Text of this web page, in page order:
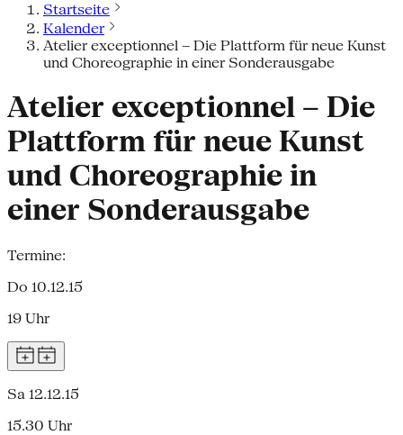
Startseite
Kalender
Atelier exceptionnel – Die Plattform für neue Kunst
und Choreographie in einer Sonderausgabe
Atelier exceptionnel – Die
Plattform für neue Kunst
und Choreographie in
einer Sonderausgabe
Termine:
Do 10.12.15
19 Uhr
Sa 12.12.15
15.30 Uhr